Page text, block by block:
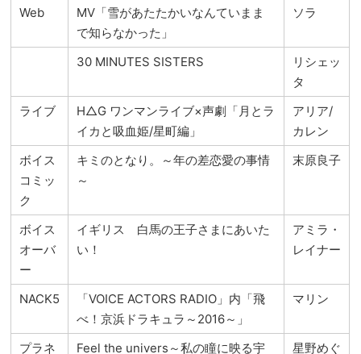
Web
MV「雪があたたかいなんていまま
で知らなかった」
ソラ
30 MINUTES SISTERS
リシェッ
タ
ライブ
H△G ワンマンライブ×声劇「月とラ
イカと吸血姫/星町編」
アリア/
カレン
ボイス
コミッ
ク
キミのとなり。～年の差恋愛の事情
～
末原良子
ボイス
オーバ
ー
イギリス 白馬の王子さまにあいた
い！
アミラ・
レイナー
NACK5
「VOICE ACTORS RADIO」内「飛
べ！京浜ドラキュラ～2016～」
マリン
プラネ
Feel the univers～私の瞳に映る宇
星野めぐ